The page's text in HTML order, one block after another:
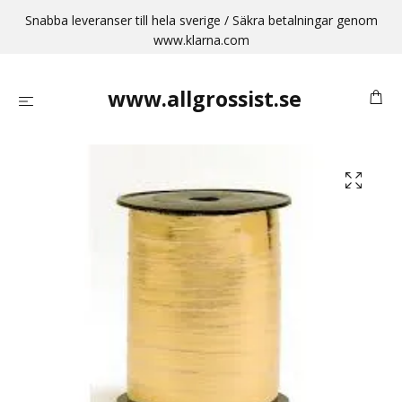
Snabba leveranser till hela sverige / Säkra betalningar genom
www.klarna.com
www.allgrossist.se